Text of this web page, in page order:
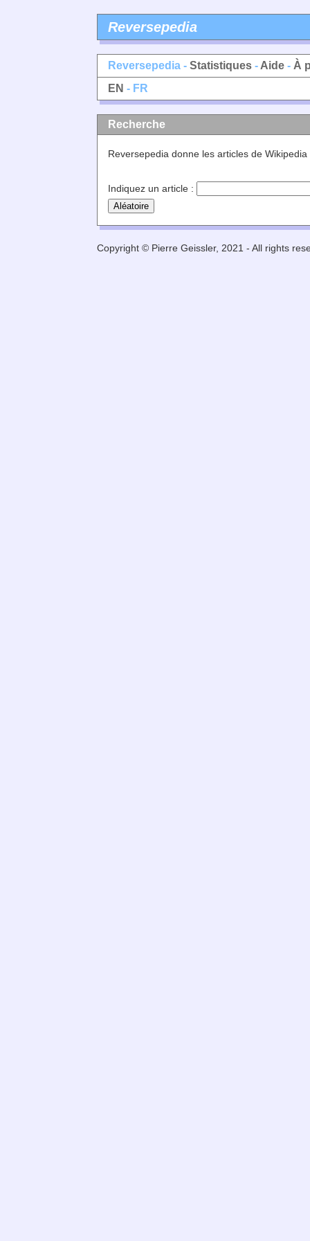
Reversepedia
Reversepedia - Statistiques - Aide - À
EN - FR
Recherche
Reversepedia donne les articles de Wikipedia
Indiquez un article :
Copyright © Pierre Geissler, 2021 - All rights